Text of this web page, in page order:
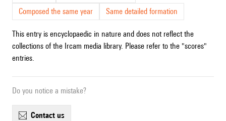
Composed the same year
Same detailed formation
This entry is encyclopaedic in nature and does not reflect the
collections of the Ircam media library. Please refer to the "scores"
entries.
Do you notice a mistake?
contact us